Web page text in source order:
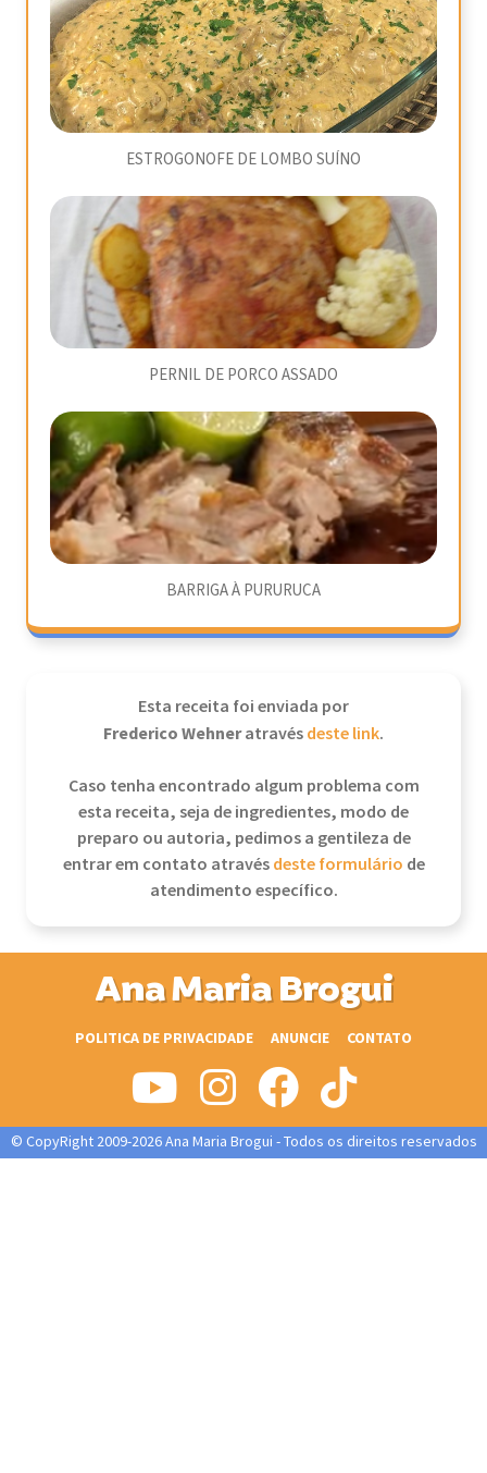
ESTROGONOFE DE LOMBO SUÍNO
PERNIL DE PORCO ASSADO
BARRIGA À PURURUCA
Esta receita foi enviada por
Frederico Wehneratravésdeste link.
Caso tenha encontrado algum problema com
esta receita, seja de ingredientes, modo de
preparo ou autoria, pedimos a gentileza de
entrar em contato atravésdeste formulário de
atendimento específico.
Ana Maria Brogui
POLITICA DE PRIVACIDADE ANUNCIE CONTATO
© CopyRight 2009-2026 Ana Maria Brogui - Todos os direitos reservados